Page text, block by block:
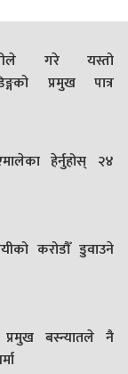
गरे यस्तो
प्रमुख पात्र
हेर्नुहोस् २४
करोडौँ डुवाउने
प्रमुख बस्न्यातले नै